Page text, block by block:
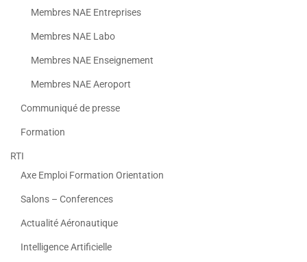
Membres NAE Entreprises
Membres NAE Labo
Membres NAE Enseignement
Membres NAE Aeroport
Communiqué de presse
Formation
RTI
Axe Emploi Formation Orientation
Salons – Conferences
Actualité Aéronautique
Intelligence Artificielle